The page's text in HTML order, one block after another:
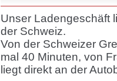
Unser Ladengeschäft
der Schweiz.
Von der Schweizer
mal 40 Minuten, von
liegt direkt an der